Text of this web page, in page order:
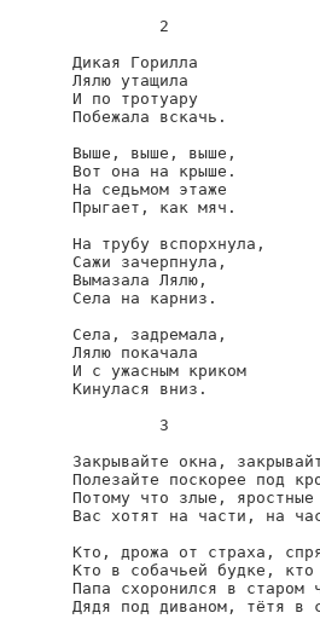
         2
Дикая Горилла
Лялю утащила
И по тротуару
Побежала вскачь.
Выше, выше, выше,
Вот она на крыше.
На седьмом этаже
Прыгает, как мяч.
На трубу вспорхнула,
Сажи зачерпнула,
Вымазала Лялю,
Села на карниз.
Села, задремала,
Лялю покачала
И с ужасным криком
Кинулася вниз.
         3
Закрывайте окна,
Полезайте поскорее под
Потому что злые, яростные
Вас хотят на части, на
Кто, дрожа от страха,
Кто в собачьей будке,
Папа схоронился в старом
Дядя под диваном, тётя в